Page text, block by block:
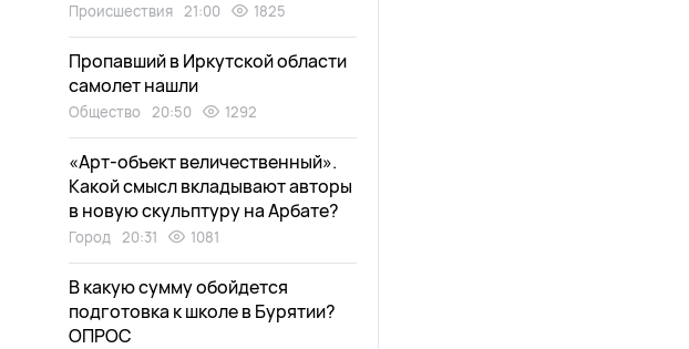
Происшествия 21:00 1825
Пропавший в Иркутской области
самолет нашли
Общество 20:50 1292
«Арт-объект величественный».
Какой смысл вкладывают авторы
в новую скульптуру на Арбате?
Город 20:31 1081
В какую сумму обойдется
подготовка к школе в Бурятии?
ОПРОС